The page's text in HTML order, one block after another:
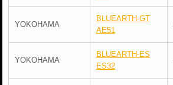
YOKOHAMA
BLUEARTH-GT
AE51
YOKOHAMA
BLUEARTH-ES
ES32